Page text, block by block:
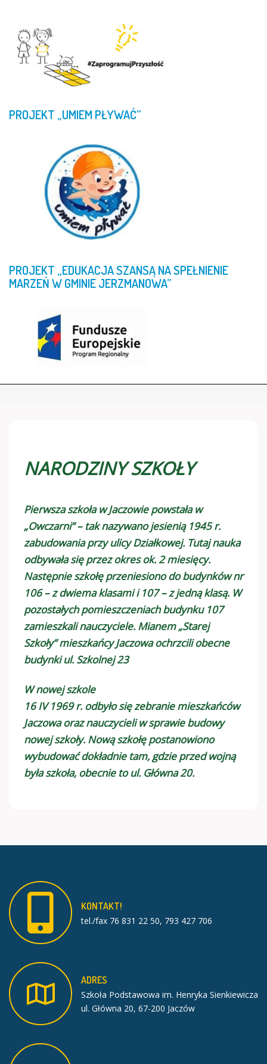
PROJEKT „UMIEMPŁYWAĆ”
PROJEKT „EDUKACJASZANSĄNASPEŁNIENIE
MARZEŃWGMINIEJERZMANOWA”
NARODZINY SZKOŁY
Pierwsza szkoła w Jaczowie powstała w
„Owczarni” – tak nazywano jesienią 1945 r.
zabudowania przy ulicy Działkowej. Tutaj nauka
odbywała się przez okres ok. 2 miesięcy.
Następnie szkołę przeniesiono do budynków nr
106 – z dwiema klasami i 107 – z jedną klasą. W
pozostałych pomieszczeniach budynku 107
zamieszkali nauczyciele. Mianem „Starej
Szkoły” mieszkańcy Jaczowa ochrzcili obecne
budynki ul. Szkolnej 23
W nowej szkole
16 IV 1969 r. odbyło się zebranie mieszkańców
Jaczowa oraz nauczycieli w sprawie budowy
nowej szkoły. Nową szkołę postanowiono
wybudować dokładnie tam, gdzie przed wojną
była szkoła, obecnie to ul. Główna 20.
KONTAKT!
tel./fax 76 831 22 50, 793 427 706
ADRES
Szkoła Podstawowa im. Henryka Sienkiewicza
ul. Główna 20, 67-200 Jaczów